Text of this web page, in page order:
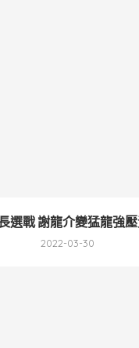
選戰 謝龍介變猛龍強
2022-03-30